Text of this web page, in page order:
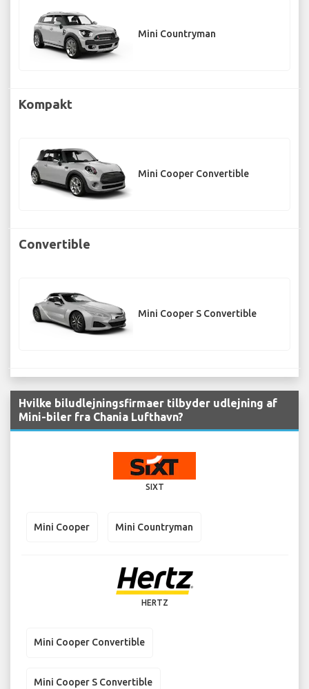
Mini Countryman
Kompakt
Mini Cooper Convertible
Convertible
Mini Cooper S Convertible
Hvilke biludlejningsfirmaer tilbyder udlejning af
Mini-biler fra Chania Lufthavn?
SIXT
Mini Cooper Mini Countryman
HERTZ
Mini Cooper Convertible
Mini Cooper S Convertible